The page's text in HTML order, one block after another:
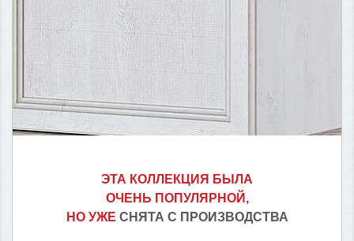
ЭТА КОЛЛЕКЦИЯ БЫЛА
ОЧЕНЬ ПОПУЛЯРНОЙ,
НО УЖЕ СНЯТА С ПРОИЗВОДСТВА